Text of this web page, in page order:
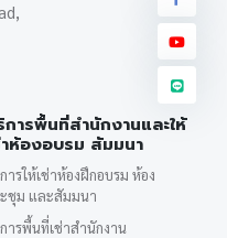
การพื้นที่สำนักงานและให้
าห้องอบรม สัมมนา
ารให้เช่าห้องฝึกอบรม ห้อง
ชุม และสัมมนา
ารพื้นที่เช่าสำนักงาน